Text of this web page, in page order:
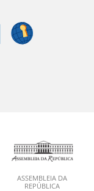
ASSEMBLEIA DA
REPÚBLICA